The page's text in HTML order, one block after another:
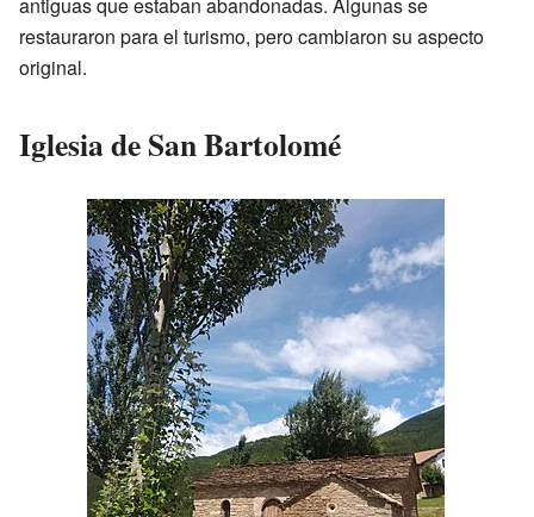
antiguas que estaban abandonadas. Algunas se
restauraron para el turismo, pero cambiaron su aspecto
original.
Iglesia de San Bartolomé